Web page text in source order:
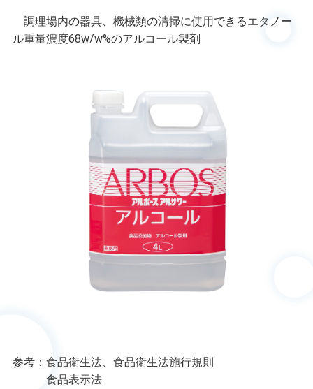
調理場内の器具、機械類の清掃に使用できるエタノー
ル重量濃度68w/w%のアルコール製剤
参考： 食品衛生法、食品衛生法施行規則
食品表示法